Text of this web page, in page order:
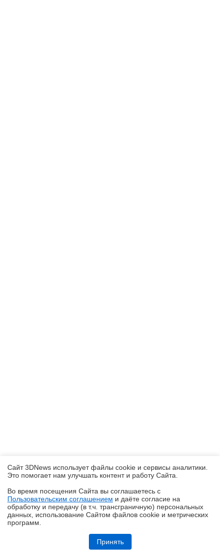
Обзор робота-уборщика Midea VCR V15 MAX ULTRA: не разменивайся
на мелочи (но не переплачивай)
Сайт 3DNews использует файлы cookie и сервисы аналитики.
Это помогает нам улучшать контент и работу Cайта.
Во время посещения Cайта вы соглашаетесь с
Пользовательским соглашением и даёте согласие на
обработку и передачу (в т.ч. трансграничную) персональных
данных, использование Cайтом файлов cookie и метрических
программ.
Принять